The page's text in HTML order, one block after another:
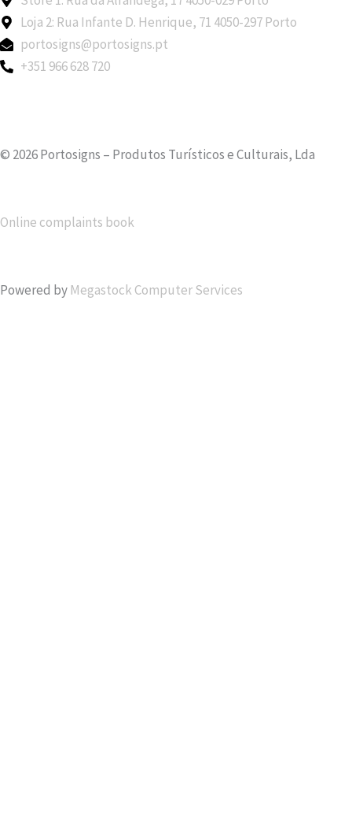
Loja 2: Rua Infante D. Henrique, 71 4050-297 Porto
portosigns@portosigns.pt
+351 966 628 720
© 2026 Portosigns – Produtos Turísticos e Culturais, Lda
Online complaints book
Powered by Megastock Computer Services